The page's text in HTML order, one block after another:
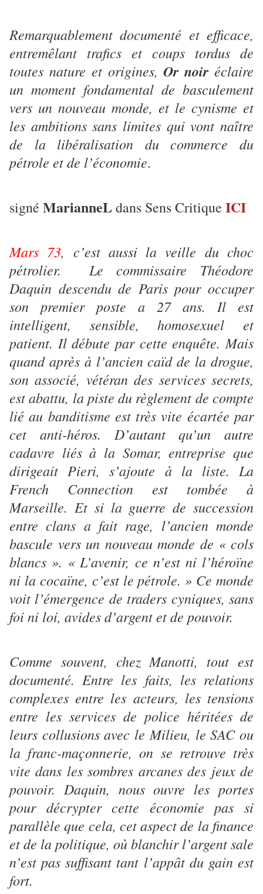
Remarquablement documenté et efficace,
entremêlant trafics et coups tordus de
toutes nature et origines,Or noiréclaire
un moment fondamental de basculement
vers un nouveau monde, et le cynisme et
les ambitions sans limites qui vont naître
de la libéralisation du commerce du
pétrole et de l’économie.
signé MarianneLdans Sens Critique ICI
Mars 73, c’est aussi la veille du choc
pétrolier. Le commissaire Théodore
Daquin descendu de Paris pour occuper
son premier poste a 27 ans. Il est
intelligent, sensible, homosexuel et
patient. Il débute par cette enquête. Mais
quand après à l’ancien caïd de la drogue,
son associé, vétéran des services secrets,
est abattu, la piste du règlement de compte
lié au banditisme est très vite écartée par
cet anti-héros. D’autant qu’un autre
cadavre liés à la Somar, entreprise que
dirigeait Pieri, s’ajoute à la liste. La
French Connection est tombée à
Marseille. Et si la guerre de succession
entre clans a fait rage, l’ancien monde
bascule vers un nouveau monde de « cols
blancs ». « L’avenir, ce n’est ni l’héroïne
ni la cocaïne, c’est le pétrole. » Ce monde
voit l’émergence de traders cyniques, sans
foi ni loi, avides d’argent et de pouvoir.
Comme souvent, chez Manotti, tout est
documenté. Entre les faits, les relations
complexes entre les acteurs, les tensions
entre les services de police héritées de
leurs collusions avec le Milieu, le SAC ou
la franc-maçonnerie, on se retrouve très
vite dans les sombres arcanes des jeux de
pouvoir. Daquin, nous ouvre les portes
pour décrypter cette économie pas si
parallèle que cela, cet aspect de la finance
et de la politique, où blanchir l’argent sale
n’est pas suffisant tant l’appât du gain est
fort.